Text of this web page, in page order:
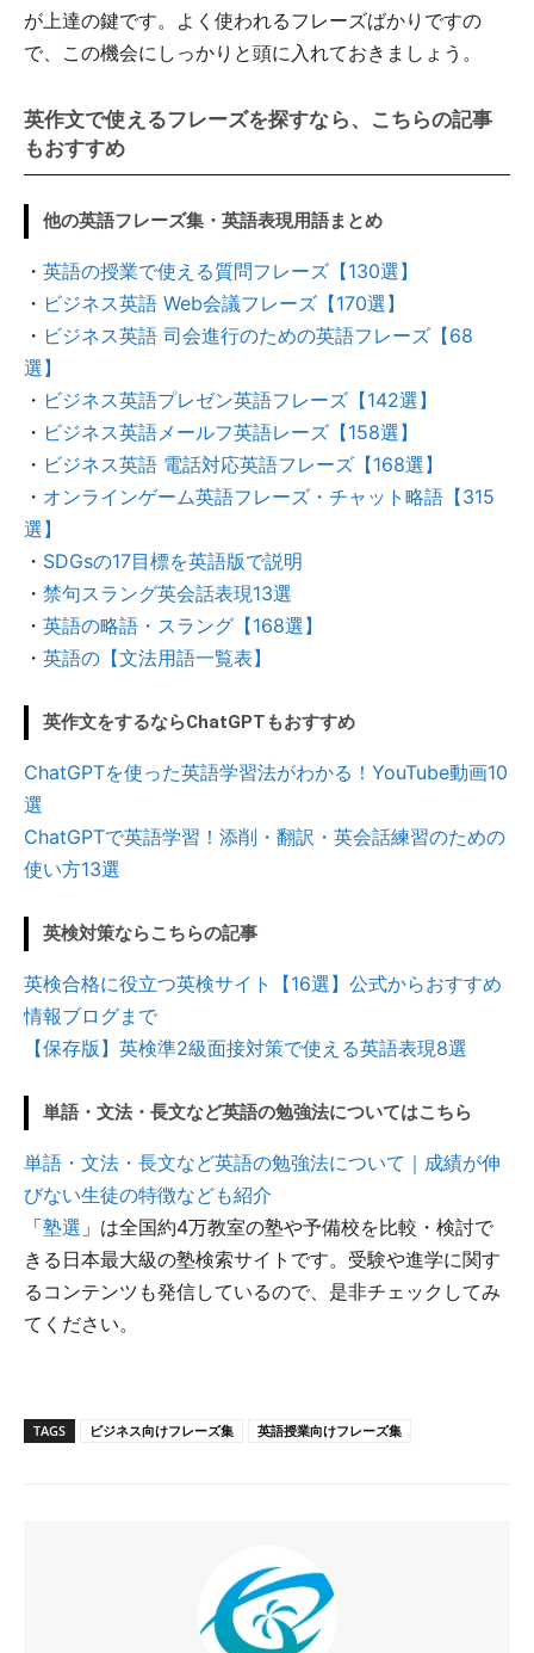
が上達の鍵です。よく使われるフレーズばかりですの
で、この機会にしっかりと頭に入れておきましょう。
英作文で使えるフレーズを探すなら、こちらの記事
もおすすめ
他の英語フレーズ集・英語表現用語まとめ
・ 英語の授業で使える質問フレーズ【130選】
・ ビジネス英語 Web会議フレーズ【170選】
・ ビジネス英語 司会進行のための英語フレーズ【68
選】
・ ビジネス英語プレゼン英語フレーズ【142選】
・ ビジネス英語メールフ英語レーズ【158選】
・ ビジネス英語 電話対応英語フレーズ【168選】
・ オンラインゲーム英語フレーズ・チャット略語【315
選】
・ SDGsの17目標を英語版で説明
・ 禁句スラング英会話表現13選
・ 英語の略語・スラング【168選】
・ 英語の【文法用語一覧表】
英作文をするならChatGPTもおすすめ
ChatGPTを使った英語学習法がわかる！YouTube動画10
選
ChatGPTで英語学習！添削・翻訳・英会話練習のための
使い方13選
英検対策ならこちらの記事
英検合格に役立つ英検サイト【16選】公式からおすすめ
情報ブログまで
【保存版】英検準2級面接対策で使える英語表現8選
単語・文法・長文など英語の勉強法についてはこちら
単語・文法・長文など英語の勉強法について｜成績が伸
びない生徒の特徴なども紹介
「塾選 」は全国約4万教室の塾や予備校を比較・検討で
きる日本最大級の塾検索サイトです。受験や進学に関す
るコンテンツも発信しているので、是非チェックしてみ
てください。
TAGS ビジネス向けフレーズ集 英語授業向けフレーズ集